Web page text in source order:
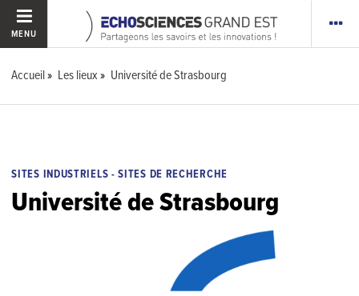
MENU
Accueil Les lieux Université de Strasbourg
SITES INDUSTRIELS - SITES DE RECHERCHE
Université de Strasbourg